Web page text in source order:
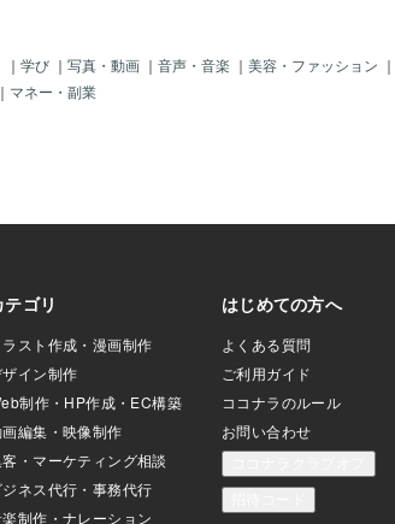
｜ 学び ｜ 写真・動画 ｜ 音声・音楽 ｜ 美容・ファッション ｜
｜ マネー・副業